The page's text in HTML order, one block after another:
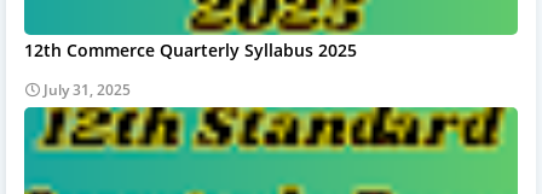
12th Commerce Quarterly Syllabus 2025
July 31, 2025